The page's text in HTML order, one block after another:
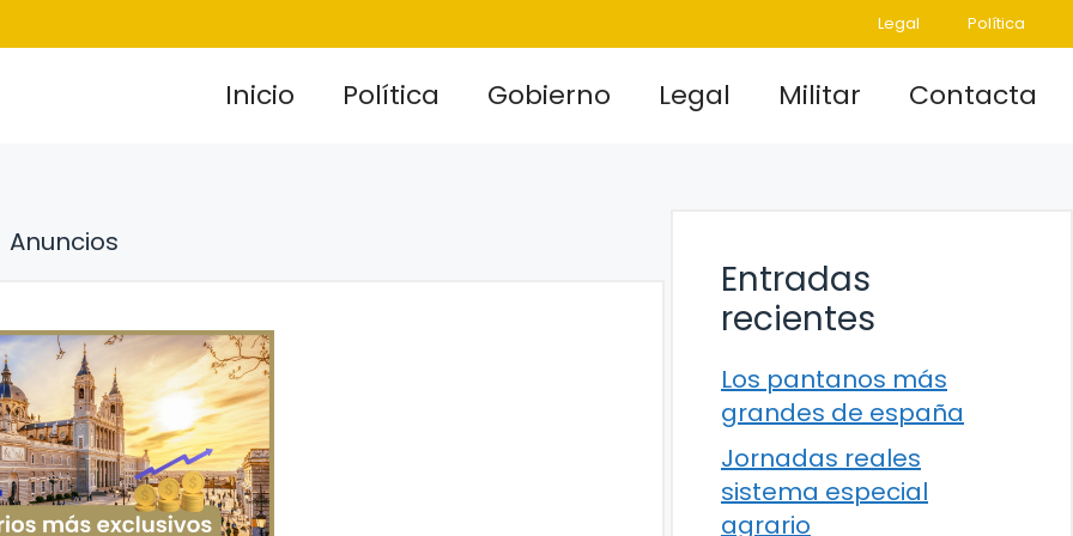
Legal Política
Inicio Política Gobierno Legal Militar Contacta
Anuncios
Entradas
recientes
Los pantanos más
grandes de españa
Jornadas reales
sistema especial
agrario